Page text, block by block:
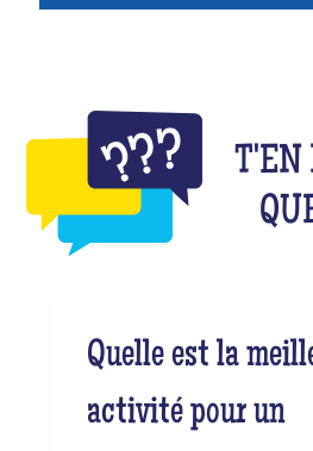
T'EN
Quelle est la
activité pour un